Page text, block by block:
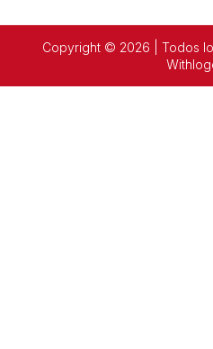
Copyright © 2026 | Todos